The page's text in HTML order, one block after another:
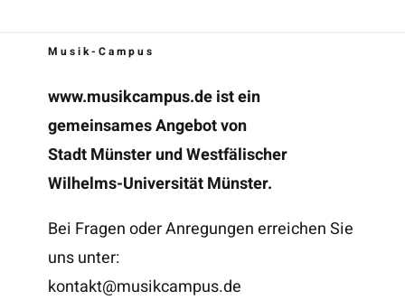
Musik-Campus
www.musikcampus.deist ein
gemeinsames Angebot von
Stadt Münster und Westfälischer
Wilhelms-Universität Münster.
Bei Fragen oder Anregungen erreichen Sie
uns unter:
kontakt@musikcampus.de